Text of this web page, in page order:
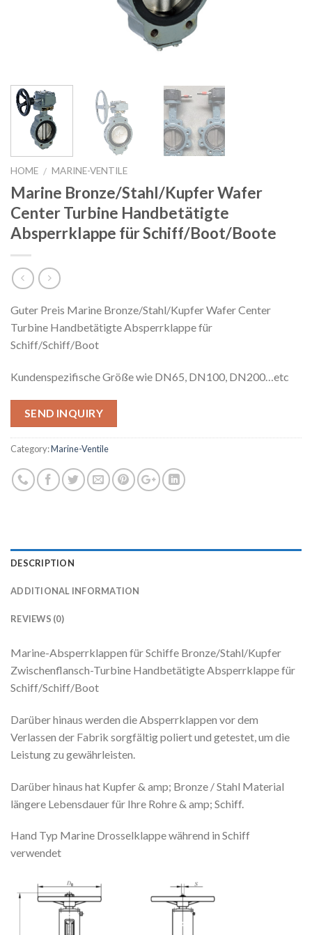
HOME / MARINE-VENTILE
Marine Bronze/Stahl/Kupfer Wafer
Center Turbine Handbetätigte
Absperrklappe für Schiff/Boot/Boote
Guter Preis Marine Bronze/Stahl/Kupfer Wafer Center
Turbine Handbetätigte Absperrklappe für
Schiff/Schiff/Boot
Kundenspezifische Größe wie DN65, DN100, DN200…etc
SEND INQUIRY
Category:Marine-Ventile
DESCRIPTION
ADDITIONAL INFORMATION
REVIEWS (0)
Marine-Absperrklappen für Schiffe Bronze/Stahl/Kupfer
Zwischenflansch-Turbine Handbetätigte Absperrklappe für
Schiff/Schiff/Boot
Darüber hinaus werden die Absperrklappen vor dem
Verlassen der Fabrik sorgfältig poliert und getestet, um die
Leistung zu gewährleisten.
Darüber hinaus hat Kupfer & amp; Bronze / Stahl Material
längere Lebensdauer für Ihre Rohre & amp; Schiff.
Hand Typ Marine Drosselklappe während in Schiff
verwendet